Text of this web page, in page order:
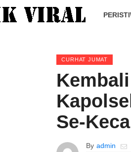
CURHAT JUMAT
Se-
By admin